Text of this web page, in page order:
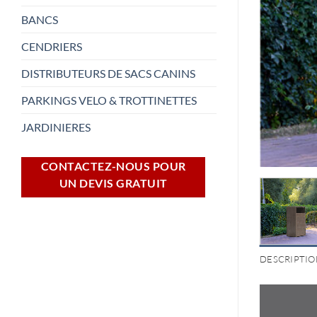
BANCS
CENDRIERS
DISTRIBUTEURS DE SACS CANINS
PARKINGS VELO & TROTTINETTES
JARDINIERES
CONTACTEZ-NOUS POUR
UN DEVIS GRATUIT